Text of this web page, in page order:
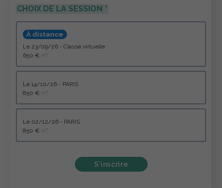
CHOIX DE LA SESSION
À distance
le 23/09/26 - Classe virtuelle
650 € HT
le 14/10/26 - PARIS
850 € HT
le 02/12/26 - PARIS
850 € HT
S'inscrire